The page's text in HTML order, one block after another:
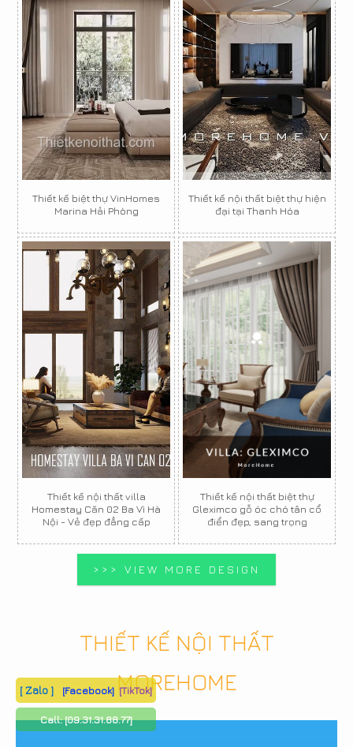
Thiết kế biệt thự VinHomes
Marina Hải Phòng
Thiết kế nội thất biệt thự hiện
đại tại Thanh Hóa
Thiết kế nội thất villa
Homestay Căn 02 Ba Vì Hà
Nội - Vẻ đẹp đẳng cấp
Thiết kế nội thất biệt thự
Gleximco gỗ óc chó tân cổ
điển đẹp, sang trọng
>>> VIEW MORE DESIGN
THIẾT KẾ NỘI THẤT
MOREHOME
[ Zalo ] [Facebook] [TikTok]
Call:[09.31.31.88.77]